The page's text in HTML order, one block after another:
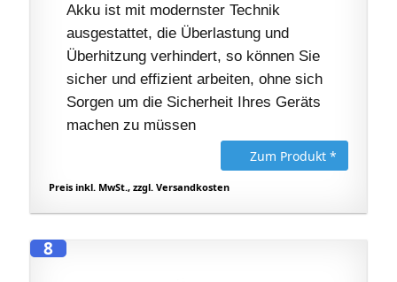
Akku ist mit modernster Technik
ausgestattet, die Überlastung und
Überhitzung verhindert, so können Sie
sicher und effizient arbeiten, ohne sich
Sorgen um die Sicherheit Ihres Geräts
machen zu müssen
Zum Produkt *
Preis inkl. MwSt., zzgl. Versandkosten
8